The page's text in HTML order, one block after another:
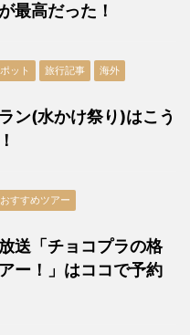
最高だった！
ット 旅行記事 海外
ン(水かけ祭り)はこう
おすすめツアー
送「チョコプラの格
ー！」はココで予約